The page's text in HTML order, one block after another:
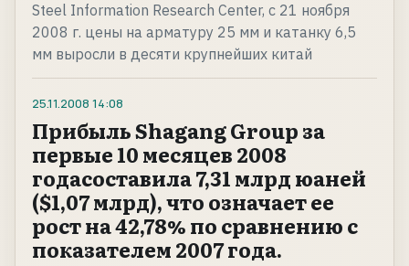
Steel Information Research Center, с 21 ноября
2008 г. цены на арматуру 25 мм и катанку 6,5
мм выросли в десяти крупнейших китай
25.11.2008 14:08
Прибыль Shagang Group за
первые 10 месяцев 2008
годасоставила 7,31 млрд юаней
($1,07 млрд), что означает ее
рост на 42,78% по сравнению с
показателем 2007 года.